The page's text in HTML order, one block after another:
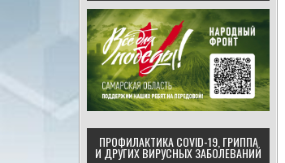
ПРОФИЛАКТИКА COVID-19, ГРИППА
И ДРУГИХ ВИРУСНЫХ ЗАБОЛЕВАНИЙ